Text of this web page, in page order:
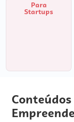
Para
Startups